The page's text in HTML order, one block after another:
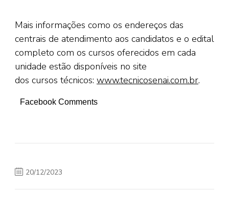
Mais informações como os endereços das
centrais de atendimento aos candidatos e o edital
completo com os cursos oferecidos em cada
unidade estão disponíveis no site
dos cursos técnicos: www.tecnicosenai.com.br.
Facebook Comments
20/12/2023